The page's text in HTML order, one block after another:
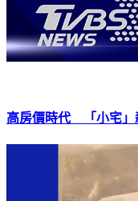
高房價時代 「小宅」